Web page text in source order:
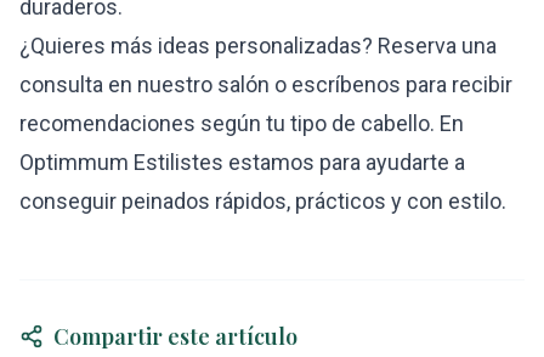
duraderos.
¿Quieres más ideas personalizadas? Reserva una
consulta en nuestro salón o escríbenos para recibir
recomendaciones según tu tipo de cabello. En
Optimmum Estilistes estamos para ayudarte a
conseguir peinados rápidos, prácticos y con estilo.
Compartir este artículo